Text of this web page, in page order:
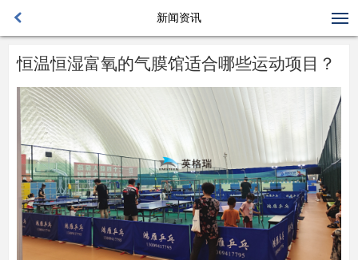
新闻资讯
恒温恒湿富氧的气膜馆适合哪些运动项目？